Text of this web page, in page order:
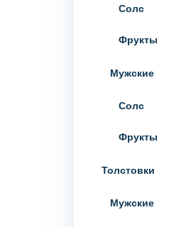
Солс
Фрукты
Мужские
Солс
Фрукты
Толстовки
Мужские